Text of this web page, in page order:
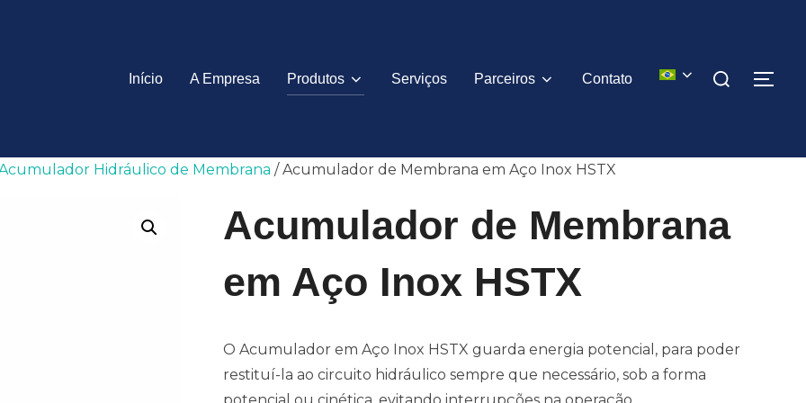
Início A Empresa Produtos Serviços Parceiros Contato
Pesquisar
por:
Hidráulico de Membrana / Acumulador de Membrana em Aço Inox HSTX
Acumulador de Membrana
em Aço Inox HSTX
O Acumulador em Aço Inox HSTX guarda energia potencial, para poder
restituí-la ao circuito hidráulico sempre que necessário, sob a forma